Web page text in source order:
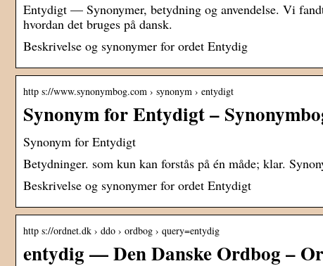
Entydigt — Synonymer, betydning og anvendelse. Vi
hvordan det bruges på dansk.
Beskrivelse og synonymer for ordet Entydig
http s://www.synonymbog.com › synonym › entydigt
Synonym for Entydigt –
Synonym for Entydigt
Betydninger. som kun kan forstås på én måde; klar.
Beskrivelse og synonymer for ordet Entydigt
http s://ordnet.dk › ddo › ordbog › query=entydig
entydig — Den Danske Ordbog –